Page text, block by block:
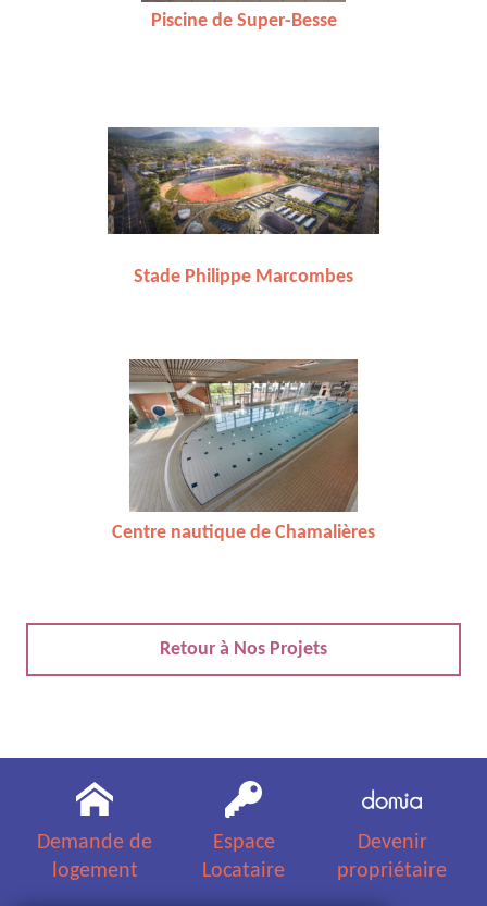
Piscine de Super-Besse
Stade Philippe Marcombes
Centre nautique de Chamalières
Retour à Nos Projets
Demande de
logement
Espace
Locataire
Devenir
propriétaire